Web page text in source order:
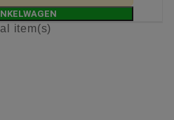
item(s)